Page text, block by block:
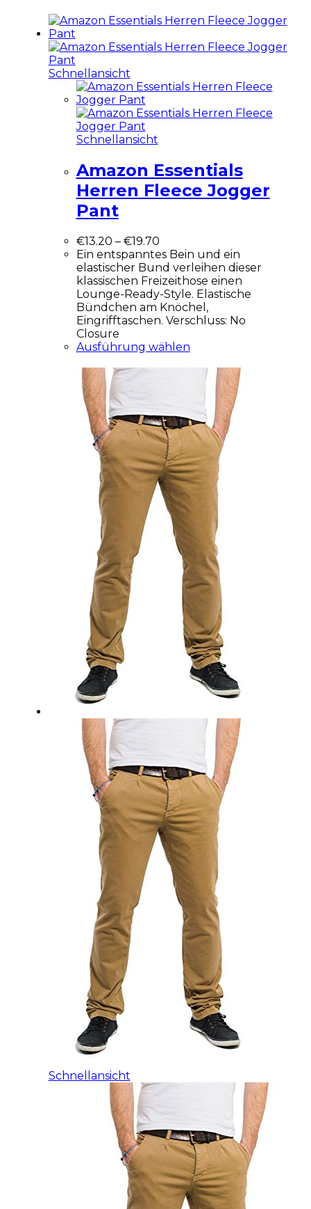
Schnellansicht
Schnellansicht
Amazon Essentials
Herren Fleece Jogger
Pant
€13.20 – €19.70
Ein entspanntes Bein und ein
elastischer Bund verleihen dieser
klassischen Freizeithose einen
Lounge-Ready-Style. Elastische
Bündchen am Knöchel,
Eingrifftaschen. Verschluss: No
Closure
Ausführung wählen
Schnellansicht